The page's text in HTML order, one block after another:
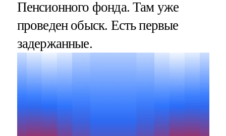
Пенсионного фонда. Там уже
проведен обыск. Есть первые
задержанные.